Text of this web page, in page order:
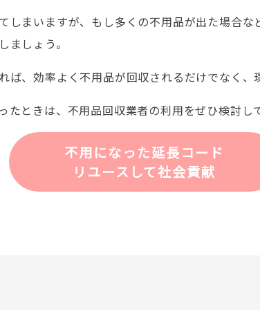
しまいますが、もし多くの不用品が出た場合
ましょう。
ば、効率よく不用品が回収されるだけでなく、
たときは、不用品回収業者の利用をぜひ検討し
不用になった延長コード
リユースして社会貢献